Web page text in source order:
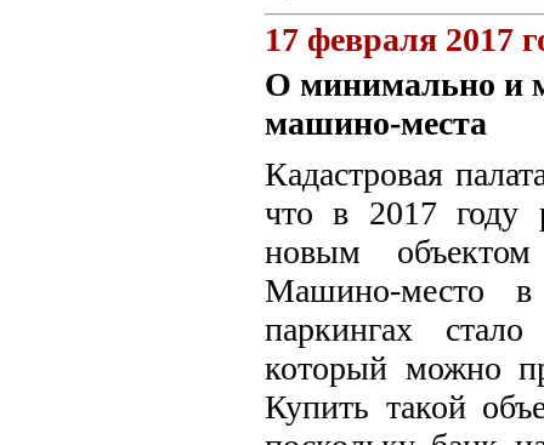
17 февраля 2017
О минимально и
машино-места
Кадастровая
что в 2017 году
новым
Машино-место в
паркингах
который можно
Купить такой